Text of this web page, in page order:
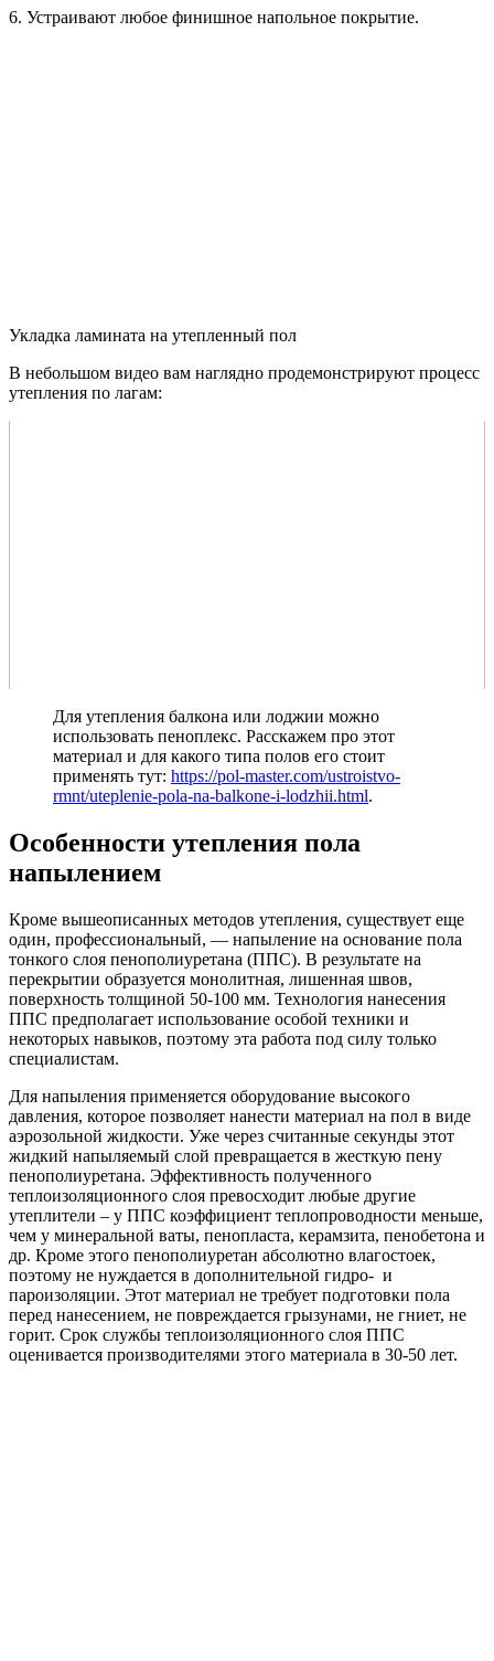
6. Устраивают любое финишное напольное покрытие.
Укладка ламината на утепленный пол
В небольшом видео вам наглядно продемонстрируют процесс
утепления по лагам:
Для утепления балкона или лоджии можно
использовать пеноплекс. Расскажем про этот
материал и для какого типа полов его стоит
применять тут: https://pol-master.com/ustroistvo-
rmnt/uteplenie-pola-na-balkone-i-lodzhii.html.
Особенности утепления пола
напылением
Кроме вышеописанных методов утепления, существует еще
один, профессиональный, — напыление на основание пола
тонкого слоя пенополиуретана (ППС). В результате на
перекрытии образуется монолитная, лишенная швов,
поверхность толщиной 50-100 мм. Технология нанесения
ППС предполагает использование особой техники и
некоторых навыков, поэтому эта работа под силу только
специалистам.
Для напыления применяется оборудование высокого
давления, которое позволяет нанести материал на пол в виде
аэрозольной жидкости. Уже через считанные секунды этот
жидкий напыляемый слой превращается в жесткую пену
пенополиуретана. Эффективность полученного
теплоизоляционного слоя превосходит любые другие
утеплители – у ППС коэффициент теплопроводности меньше,
чем у минеральной ваты, пенопласта, керамзита, пенобетона и
др. Кроме этого пенополиуретан абсолютно влагостоек,
поэтому не нуждается в дополнительной гидро- и
пароизоляции. Этот материал не требует подготовки пола
перед нанесением, не повреждается грызунами, не гниет, не
горит. Срок службы теплоизоляционного слоя ППС
оценивается производителями этого материала в 30-50 лет.